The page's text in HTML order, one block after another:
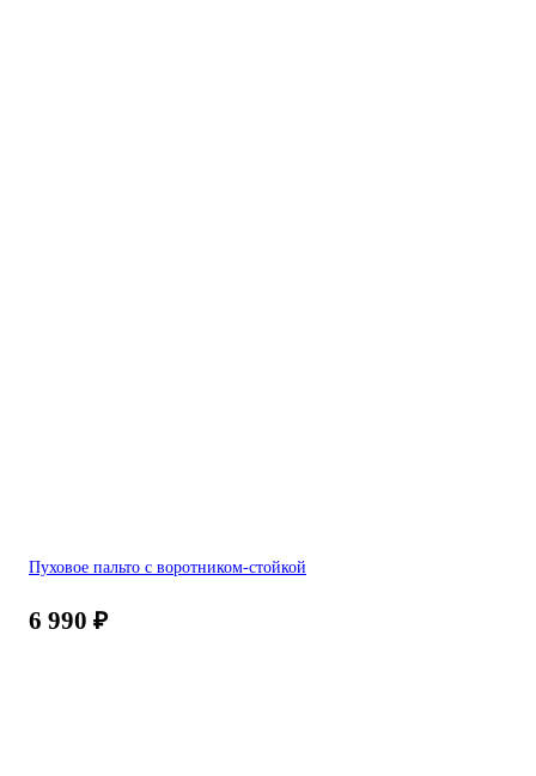
Пуховое пальто с воротником-стойкой
6 990 ₽